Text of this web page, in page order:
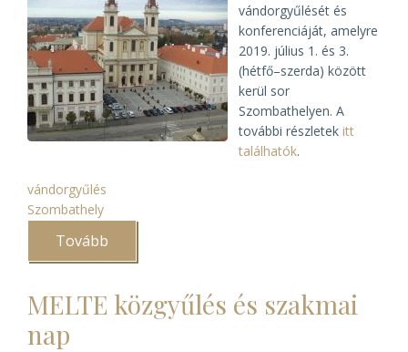
vándorgyűlését és
konferenciáját, amelyre
2019. július 1. és 3.
(hétfő–szerda) között
kerül sor
Szombathelyen. A
további részletek itt
találhatók.
vándorgyűlés
Szombathely
Tovább
és
EME
2019.
MELTE közgyűlés és szakmai
nap